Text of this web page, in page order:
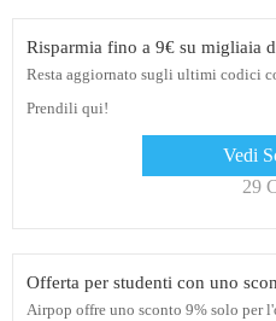
Risparmia fino a 9€ su migliaia
Resta aggiornato sugli ultimi codici
Prendili qui!
Vedi
29
Offerta per studenti con uno
Airpop offre uno sconto 9% solo per